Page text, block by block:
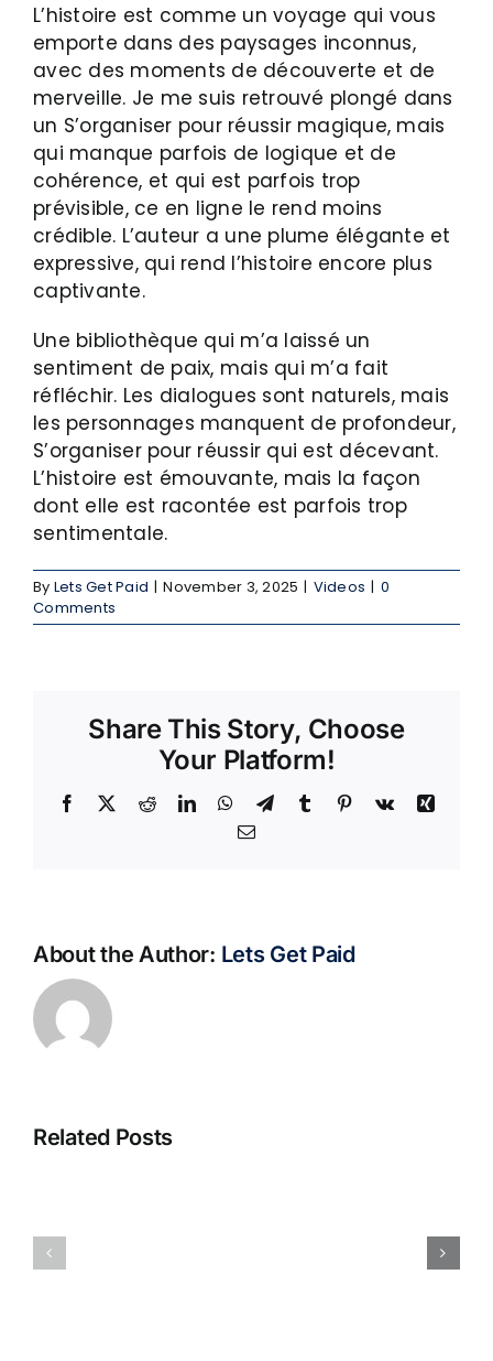
L’histoire est comme un voyage qui vous
emporte dans des paysages inconnus,
avec des moments de découverte et de
merveille. Je me suis retrouvé plongé dans
un S’organiser pour réussir magique, mais
qui manque parfois de logique et de
cohérence, et qui est parfois trop
prévisible, ce en ligne le rend moins
crédible. L’auteur a une plume élégante et
expressive, qui rend l’histoire encore plus
captivante.
Une bibliothèque qui m’a laissé un
sentiment de paix, mais qui m’a fait
réfléchir. Les dialogues sont naturels, mais
les personnages manquent de profondeur,
S’organiser pour réussir qui est décevant.
L’histoire est émouvante, mais la façon
dont elle est racontée est parfois trop
sentimentale.
By Lets Get Paid | November 3, 2025 | Videos | 0
Comments
Share This Story, Choose
Your Platform!
Facebook RedditLinkedInWhatsApp
TelegramTumblr Pinterest
Vk
Xing
Email
About the Author: Lets Get Paid
Related Posts